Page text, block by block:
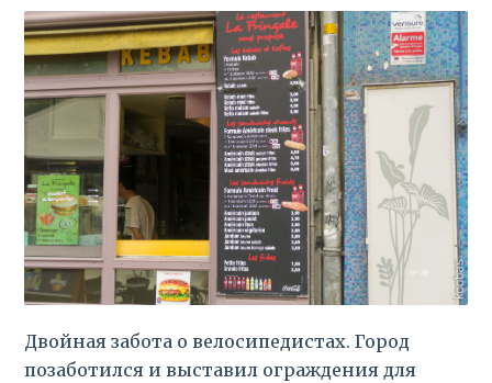
Двойная забота о велосипедистах. Город
позаботился и выставил ограждения для